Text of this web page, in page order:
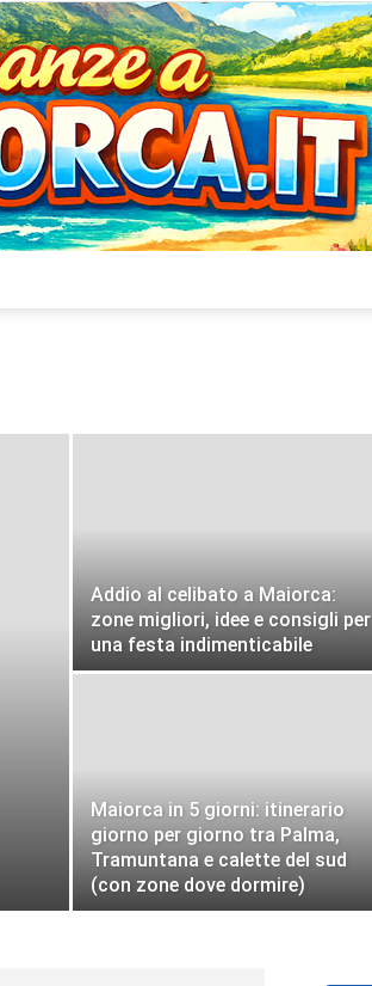
Maiorca
Addio al celibato a Maiorca:
zone migliori, idee e consigli per
una festa indimenticabile
Maiorca in 5 giorni: itinerario
giorno per giorno tra Palma,
Tramuntana e calette del sud
(con zone dove dormire)